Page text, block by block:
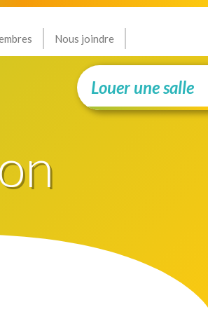
Nous joindre
Louer une salle